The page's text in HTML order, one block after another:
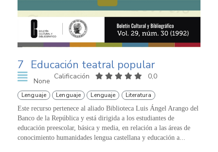
7 Educación teatral popular
None
Calificación 0,0
Lenguaje Lenguaje Lenguaje Literatura
Este recurso pertenece al aliado Biblioteca Luis Ángel Arango del
Banco de la República y está dirigida a los estudiantes de
educación preescolar, básica y media, en relación a las áreas de
conocimiento humanidades lengua castellana y educación a...